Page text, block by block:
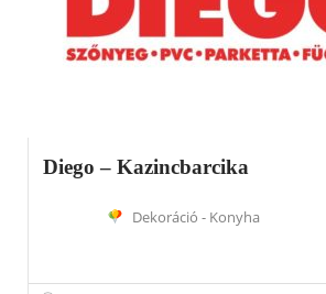
Diego – Kazincbarcika
Dekoráció - Konyha